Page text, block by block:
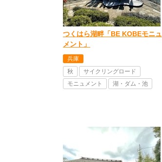
つくはら湖畔「BE KOBEモニュ
メント」
兵庫
秋
サイクリングロード
モニュメント
湖・ダム・池